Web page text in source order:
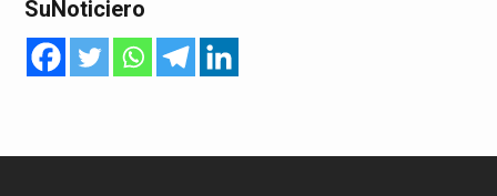
SuNoticiero